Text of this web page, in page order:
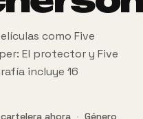
como Five
El protector y Five
incluye 16
ahora · Género